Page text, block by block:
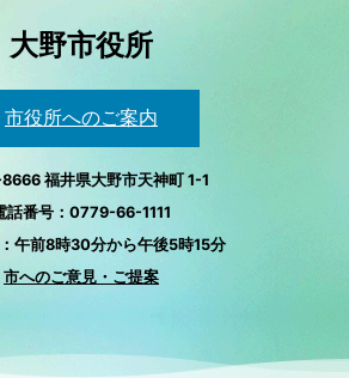
大野市役所
市役所へのご案内
福井県大野市天神町 1-1
話番号：0779-66-1111
午前8時30分から午後5時15分
市へのご意見・ご提案